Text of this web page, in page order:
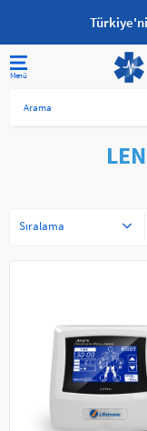
Sıralama